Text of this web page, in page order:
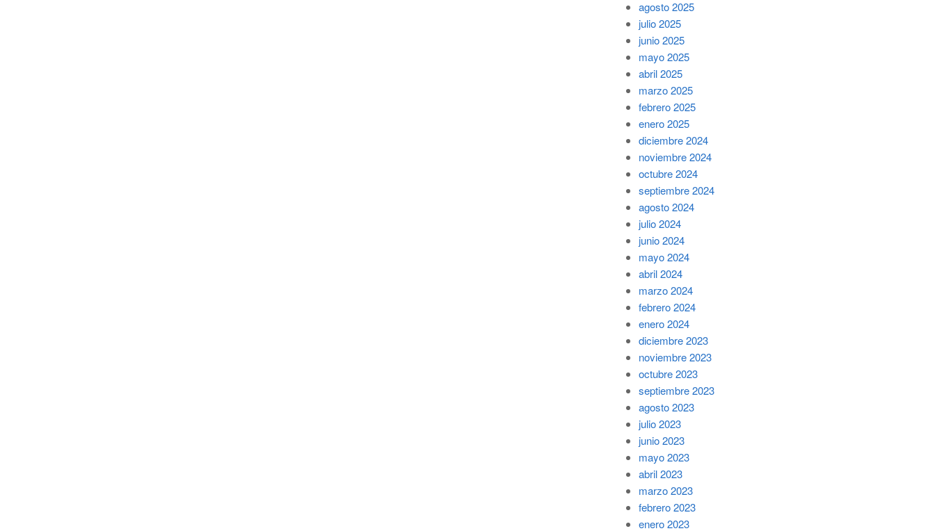
agosto 2025
julio 2025
junio 2025
mayo 2025
abril 2025
marzo 2025
febrero 2025
enero 2025
diciembre 2024
noviembre 2024
octubre 2024
septiembre 2024
agosto 2024
julio 2024
junio 2024
mayo 2024
abril 2024
marzo 2024
febrero 2024
enero 2024
diciembre 2023
noviembre 2023
octubre 2023
septiembre 2023
agosto 2023
julio 2023
junio 2023
mayo 2023
abril 2023
marzo 2023
febrero 2023
enero 2023